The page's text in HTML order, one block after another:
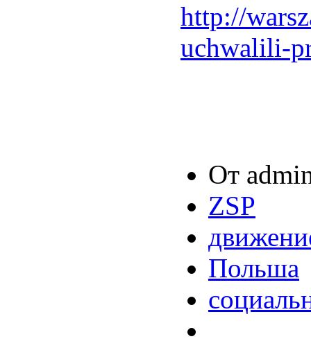
http://
uchwalili-
От
ZSP
Польша